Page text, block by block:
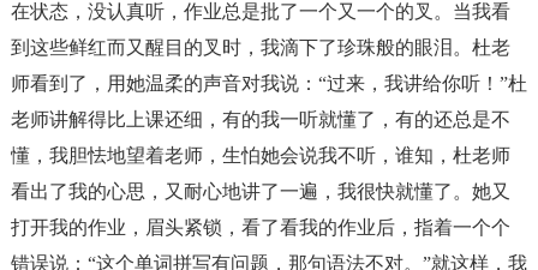
在状态，没认真听，作业总是批了一个又一个的叉。当我看
到这些鲜红而又醒目的叉时，我滴下了珍珠般的眼泪。杜老
师看到了，用她温柔的声音对我说：“过来，我讲给你听！”杜
老师讲解得比上课还细，有的我一听就懂了，有的还总是不
懂，我胆怯地望着老师，生怕她会说我不听，谁知，杜老师
看出了我的心思，又耐心地讲了一遍，我很快就懂了。她又
打开我的作业，眉头紧锁，看了看我的作业后，指着一个个
错误说：“这个单词拼写有问题，那句语法不对。”就这样，我